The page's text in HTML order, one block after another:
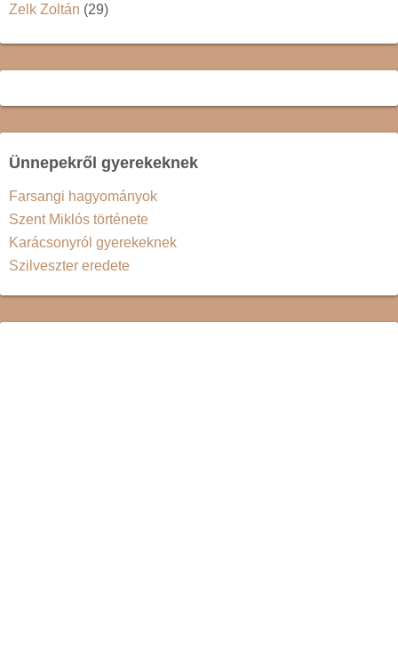
Zelk Zoltán (29)
Ünnepekről gyerekeknek
Farsangi hagyományok
Szent Miklós története
Karácsonyról gyerekeknek
Szilveszter eredete